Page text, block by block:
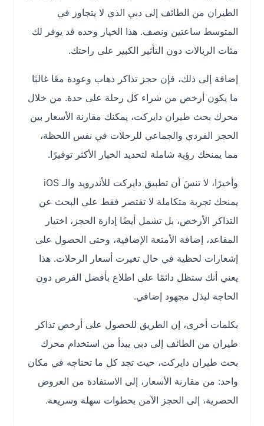
الطيران من الطائف إلى دبي الذي لا يتجاوز في
المتوسط ساعتين ونصف. هذا الخيار وحده قد يوفر لك
مئات الريالات دون التأثير الكبير على راحتك.
إضافة إلى ذلك، فإن حجز تذاكر ذهاب وعودة معًا غالبًا
ما يكون أرخص من شراء كل رحلة على حدة. من خلال
محرك بحث طيران دايركت، يمكنك مقارنة الأسعار بين
الحجز الفردي والجماعي للرحلات في نفس اللحظة،
مما يمنحك رؤية شاملة لتحديد الخيار الأكثر توفيرًا.
وأخيرًا، لا تنسَ أن تطبيق دايركت للأندرويد والـ iOS
يمنحك تجربة متكاملة لا تقتصر فقط على البحث عن
التذاكر الأرخص، بل تشمل أيضًا إدارة الحجز، اختيار
المقاعد، إضافة الأمتعة الإضافية، وحتى الحصول على
إشعارات لحظية في حال تغيرت أسعار الرحلات. هذا
يعني أنك ستظل دائمًا على اطلاع بأفضل الفرص دون
الحاجة لبذل مجهود إضافي.
بكلمات أخرى، إن الطريق للحصول على أرخص تذاكر
طيران من الطائف إلى دبي يبدأ من استخدام محرك
بحث طيران دايركت، حيث تجد كل ما تحتاجه في مكان
واحد: من مقارنة الأسعار، إلى الاستفادة من العروض
الحصرية، إلى الحجز الآمن بخطوات سهلة وسريعة.